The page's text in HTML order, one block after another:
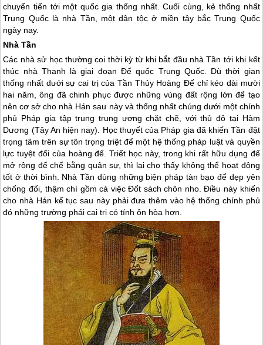
chuyển tiến tới một quốc gia thống nhất. Cuối cùng, kẻ thống nhất
Trung Quốclà nhà Tần, một dân tộc ở miền tây bắcTrung Quốc
ngày nay.
Nhà Tần
Các nhà sử học thường coi thời kỳ từ khi bắt đầu nhà Tần tới khi kết
thúc nhà Thanh là giai đoạn Đế quốc Trung Quốc. Dù thời gian
thống nhất dưới sự cai trị của Tần Thủy Hoàng Đế chỉ kéo dài mười
hai năm, ông đã chinh phục được những vùng đất rộng lớn để tạo
nên cơ sở cho nhà Hán sau này và thống nhất chúng dưới một chính
phủ Pháp gia tập trung trung ương chặt chẽ, với thủ đô tại Hàm
Dương (Tây An hiện nay). Học thuyết của Pháp gia đã khiến Tần đặt
trọng tâm trên sự tôn trọng triệt để một hệ thống pháp luật và quyền
lực tuyệt đối của hoàng đế. Triết học này, trong khi rất hữu dụng để
mở rộng đế chế bằng quân sự, thì lại cho thấy không thể hoạt động
tốt ở thời bình. Nhà Tần dùng những biện pháp tàn bạo để dẹp yên
chống đối, thậm chí gồm cả việc Đốt sách chôn nho. Điều này khiến
cho nhà Hán kế tục sau này phải đưa thêm vào hệ thống chính phủ
đó những trường phái cai trị có tính ôn hòa hơn.